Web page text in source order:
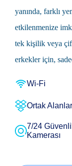
yanında, farklı
etkilenmenize
tek kişilik veya
erkekler için,
Wi-Fi
Ortak Alanlar
7/24
Kamerası